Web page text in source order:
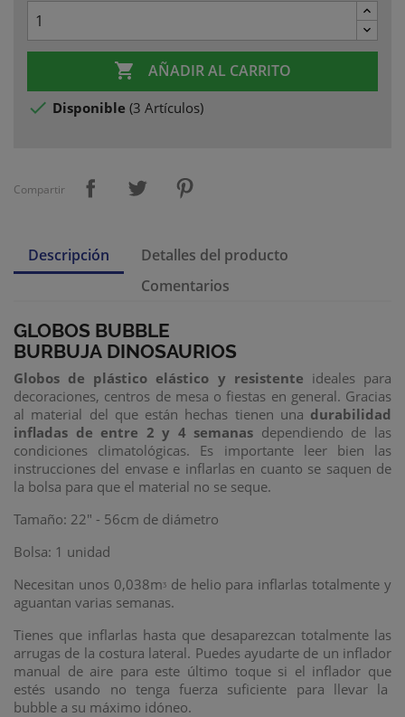
 AÑADIR AL CARRITO
 Disponible (3 Artículos)
Compartir
Descripción
Detalles del producto
Comentarios
GLOBOS BUBBLE
BURBUJA DINOSAURIOS
Globos de plástico elástico y resistente ideales para
decoraciones, centros de mesa o fiestas en general. Gracias
al material del que están hechas tienen una durabilidad
infladas de entre 2 y 4 semanas dependiendo de las
condiciones climatológicas. Es importante leer bien las
instrucciones del envase e inflarlas en cuanto se saquen de
la bolsa para que el material no se seque.
Tamaño: 22" - 56cm de diámetro
Bolsa: 1 unidad
Necesitan unos 0,038mᶾ de helio para inflarlas totalmente y
aguantan varias semanas.
Tienes que inflarlas hasta que desaparezcan totalmente las
arrugas de la costura lateral. Puedes ayudarte de un inflador
manual de aire para este último toque si el inflador que
estés usando no tenga fuerza suficiente para llevar la
bubble a su máximo idóneo.